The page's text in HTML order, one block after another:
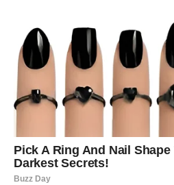
Vrijeme je da
Pred vama su veoma uspješni
DJEVICA
Djevice više ne žele odnose koji